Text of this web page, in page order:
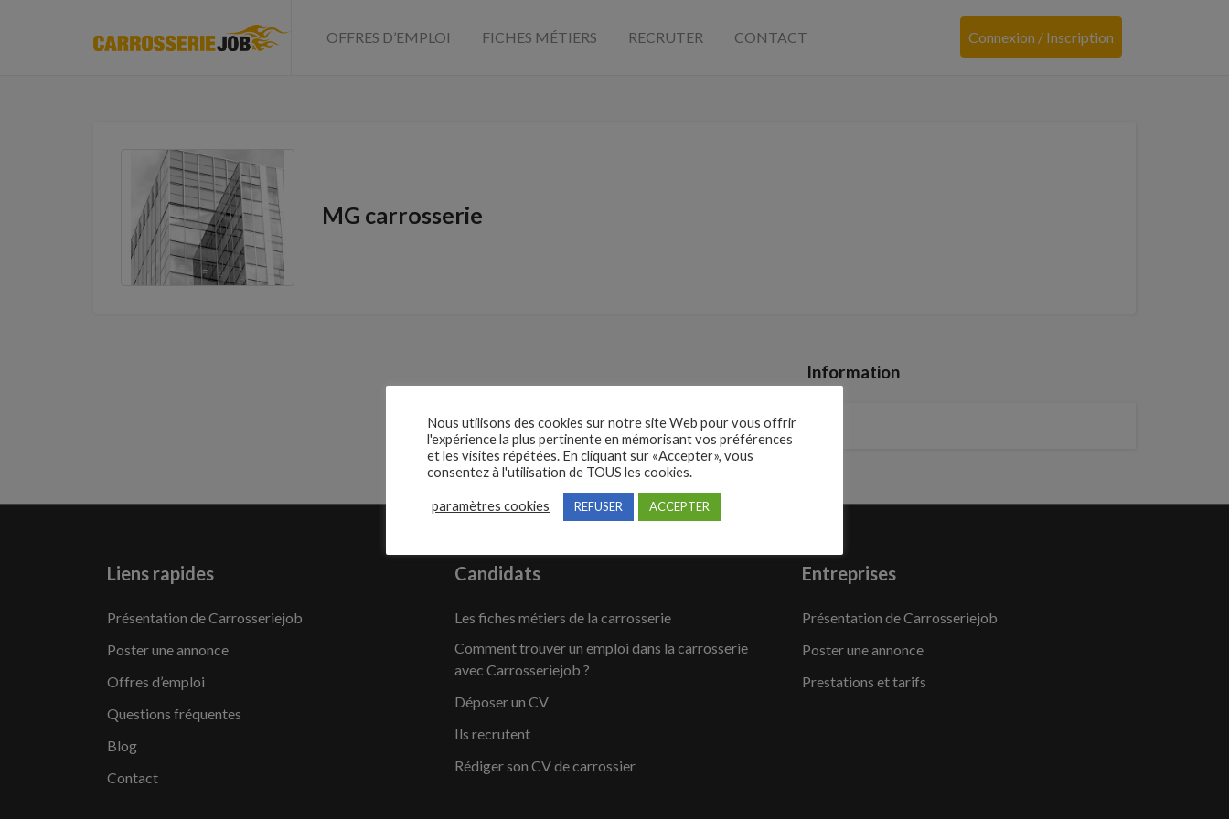
OFFRES D’EMPLOI FICHES MÉTIERS RECRUTER CONTACT Connexion / Inscription
MG carrosserie
Information
Liens rapides
Présentation de Carrosseriejob
Poster une annonce
Offres d’emploi
Questions fréquentes
Blog
Contact
Candidats
Les fiches métiers de la carrosserie
Comment trouver un emploi dans la carrosserie
avec Carrosseriejob ?
Déposer un CV
Ils recrutent
Rédiger son CV de carrossier
Entreprises
Présentation de Carrosseriejob
Poster une annonce
Prestations et tarifs
Nous utilisons des cookies sur notre site Web pour vous offrir
l'expérience la plus pertinente en mémorisant vos préférences
et les visites répétées. En cliquant sur «Accepter», vous
consentez à l'utilisation de TOUS les cookies.
paramètres cookies REFUSER ACCEPTER